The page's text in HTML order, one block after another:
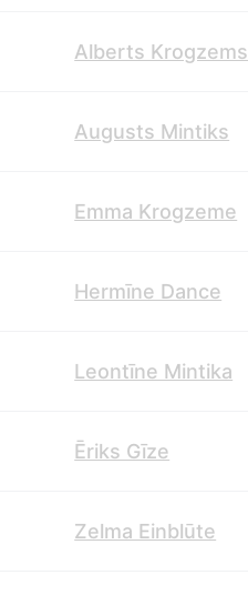
Alberts Krogzems
Augusts Mintiks
Emma Krogzeme
Hermīne Dance
Leontīne Mintika
Ēriks Gīze
Zelma Einblūte